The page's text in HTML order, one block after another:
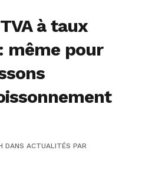
TVA à taux
même pour
DANS ACTUALITÉS PAR